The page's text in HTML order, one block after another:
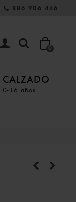
886 906 446
0
CALZADO
0-16 años